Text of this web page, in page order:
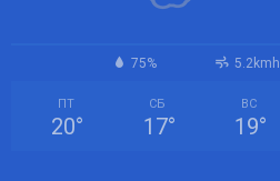
75% 5.2kmh
ПТ
20°
СБ
17°
ВС
19°